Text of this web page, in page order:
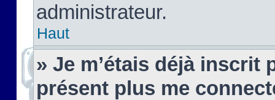
administrateur.
Haut
» Je m’étais déjà inscrit
présent plus me